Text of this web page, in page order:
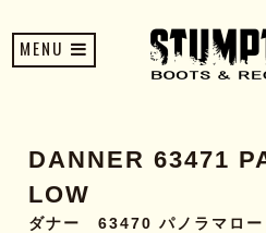
MENU
DANNER 63471
LOW
ダナー 63470 パノラマロー